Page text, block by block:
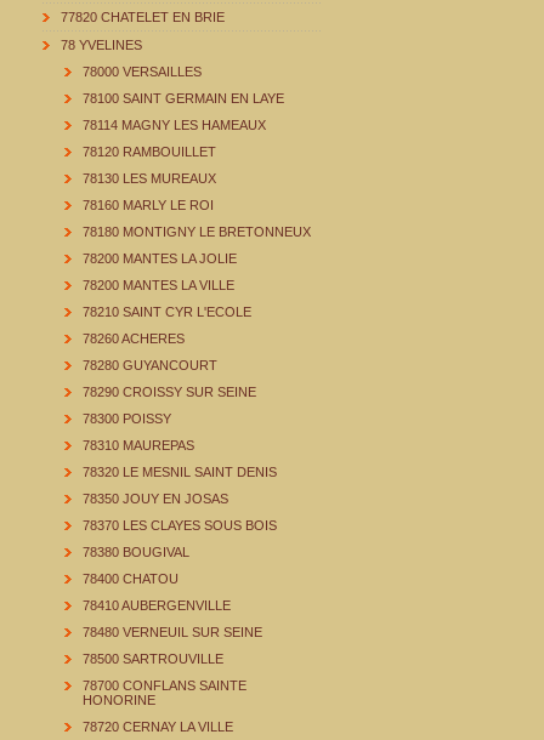
77820 CHATELET EN BRIE
78 YVELINES
78000 VERSAILLES
78100 SAINT GERMAIN EN LAYE
78114 MAGNY LES HAMEAUX
78120 RAMBOUILLET
78130 LES MUREAUX
78160 MARLY LE ROI
78180 MONTIGNY LE BRETONNEUX
78200 MANTES LA JOLIE
78200 MANTES LA VILLE
78210 SAINT CYR L'ECOLE
78260 ACHERES
78280 GUYANCOURT
78290 CROISSY SUR SEINE
78300 POISSY
78310 MAUREPAS
78320 LE MESNIL SAINT DENIS
78350 JOUY EN JOSAS
78370 LES CLAYES SOUS BOIS
78380 BOUGIVAL
78400 CHATOU
78410 AUBERGENVILLE
78480 VERNEUIL SUR SEINE
78500 SARTROUVILLE
78700 CONFLANS SAINTE
HONORINE
78720 CERNAY LA VILLE